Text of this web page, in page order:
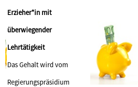
Erzieher*in mit
überwiegender
Lehrtätigkeit
Das Gehalt wird vom
Regierungspräsidium